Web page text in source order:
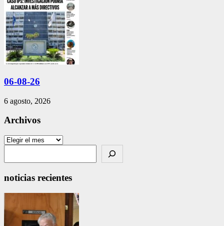
06-08-26
6 agosto, 2026
Archivos
Archivos
noticias recientes